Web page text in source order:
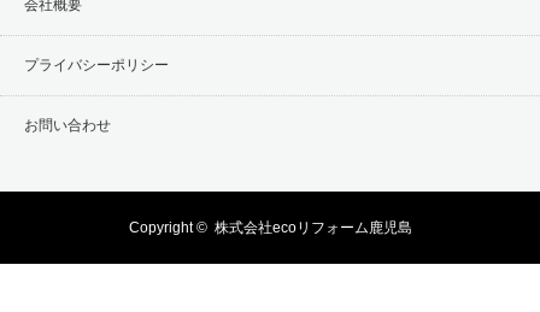
会社概要
プライバシーポリシー
お問い合わせ
Copyright © 株式会社ecoリフォーム鹿児島